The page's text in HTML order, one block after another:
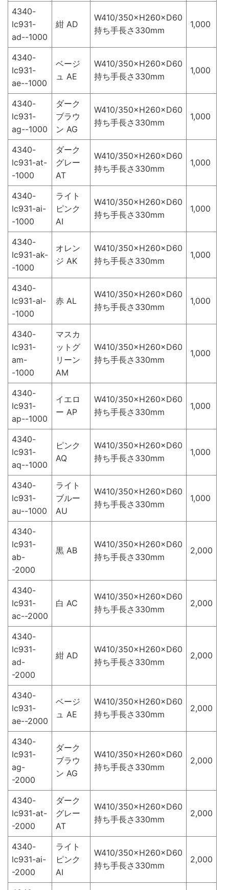
4340-
lc931-
ad--1000
紺 AD
W410/350×H260×D60
持ち手長さ330mm
1,000
4340-
lc931-
ae--1000
ベージ
ュ AE
W410/350×H260×D60
持ち手長さ330mm
1,000
4340-
lc931-
ag--1000
ダーク
ブラウ
ン AG
W410/350×H260×D60
持ち手長さ330mm
1,000
4340-
lc931-at-
-1000
ダーク
グレー
AT
W410/350×H260×D60
持ち手長さ330mm
1,000
4340-
lc931-ai-
-1000
ライト
ピンク
AI
W410/350×H260×D60
持ち手長さ330mm
1,000
4340-
lc931-ak-
-1000
オレン
ジ AK
W410/350×H260×D60
持ち手長さ330mm
1,000
4340-
lc931-al-
-1000
赤 AL
W410/350×H260×D60
持ち手長さ330mm
1,000
4340-
lc931-
am-
-1000
マスカ
ットグ
リーン
AM
W410/350×H260×D60
持ち手長さ330mm
1,000
4340-
lc931-
ap--1000
イエロ
ー AP
W410/350×H260×D60
持ち手長さ330mm
1,000
4340-
lc931-
aq--1000
ピンク
AQ
W410/350×H260×D60
持ち手長さ330mm
1,000
4340-
lc931-
au--1000
ライト
ブルー
AU
W410/350×H260×D60
持ち手長さ330mm
1,000
4340-
lc931-
ab-
-2000
黒 AB
W410/350×H260×D60
持ち手長さ330mm
2,000
4340-
lc931-
ac--2000
白 AC
W410/350×H260×D60
持ち手長さ330mm
2,000
4340-
lc931-
ad-
-2000
紺 AD
W410/350×H260×D60
持ち手長さ330mm
2,000
4340-
lc931-
ae--2000
ベージ
ュ AE
W410/350×H260×D60
持ち手長さ330mm
2,000
4340-
lc931-
ag-
-2000
ダーク
ブラウ
ン AG
W410/350×H260×D60
持ち手長さ330mm
2,000
4340-
lc931-at-
-2000
ダーク
グレー
AT
W410/350×H260×D60
持ち手長さ330mm
2,000
4340-
lc931-ai-
-2000
ライト
ピンク
AI
W410/350×H260×D60
持ち手長さ330mm
2,000